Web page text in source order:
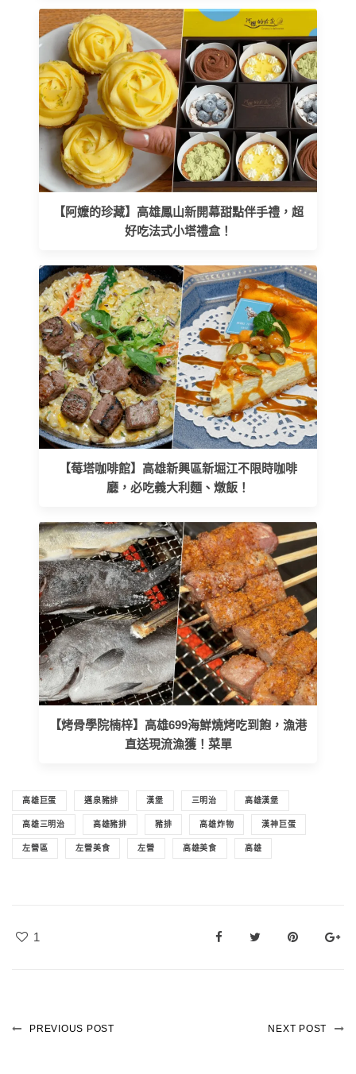
【阿嬤的珍藏】高雄鳳山新開幕甜點伴手禮，超
好吃法式小塔禮盒！
【莓塔咖啡館】高雄新興區新堀江不限時咖啡
廳，必吃義大利麵、燉飯！
【烤骨學院楠梓】高雄699海鮮燒烤吃到飽，漁港
直送現流漁獲！菜單
高雄巨蛋 邁泉豬排 漢堡 三明治 高雄漢堡
高雄三明治 高雄豬排 豬排 高雄炸物 漢神巨蛋
左營區 左營美食 左營 高雄美食 高雄
1
PREVIOUS POST NEXT POST